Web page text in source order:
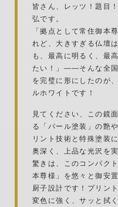
皆さん、レッツ！題目
弘です。
「拠点として常住御本
れど、大きすぎる仏壇
も、最高に明るく、最
たい！」——そんな全
を完璧に形にしたのが
ルホワイトです！
見てください、この鏡
る「パール塗装」の艶
リント技術と特殊塗装
奥深く、上品な光沢を
驚きは、このコンパク
本尊様」を悠々と御安
厨子設計です！プリン
変色に強く、サッと拭